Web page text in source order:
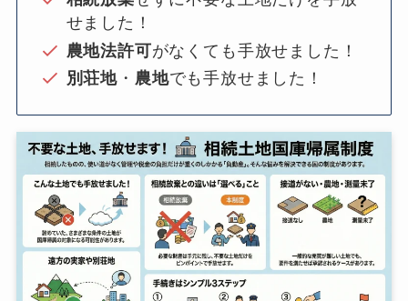
せました！
農地法許可がなくても手放せました！
別荘地 ・ 農地でも手放せました！